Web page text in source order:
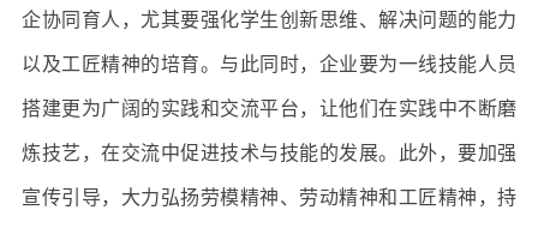
企协同育人，尤其要强化学生创新思维、解决问题的能力
以及工匠精神的培育。与此同时，企业要为一线技能人员
搭建更为广阔的实践和交流平台，让他们在实践中不断磨
炼技艺，在交流中促进技术与技能的发展。此外，要加强
宣传引导，大力弘扬劳模精神、劳动精神和工匠精神，持